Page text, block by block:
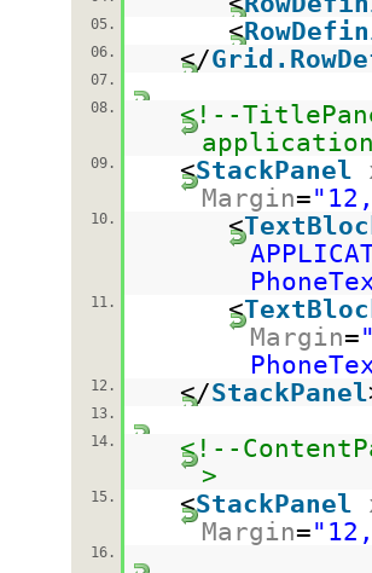
05. <
06. </
07.
08.
<!--
09. <StackPanel
Margin=
10. <
11. <
Margin=
12. </StackPanel
13.
14.
<!--
>
15. <StackPanel
Margin=
16.